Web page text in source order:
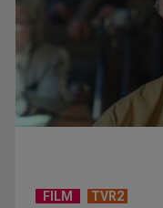
„Spune-mi”, piesa
în concursul ...
FILM TVR2